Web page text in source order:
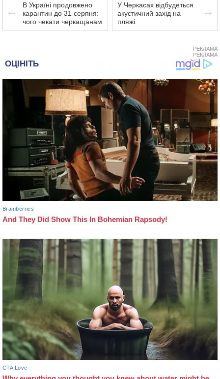
В Україні продовжено
карантин до 31 серпня:
чого чекати черкащанам
У Черкасах відбудеться
акустичний захід на
пляжі
РЕКЛАМА
РЕКЛАМА